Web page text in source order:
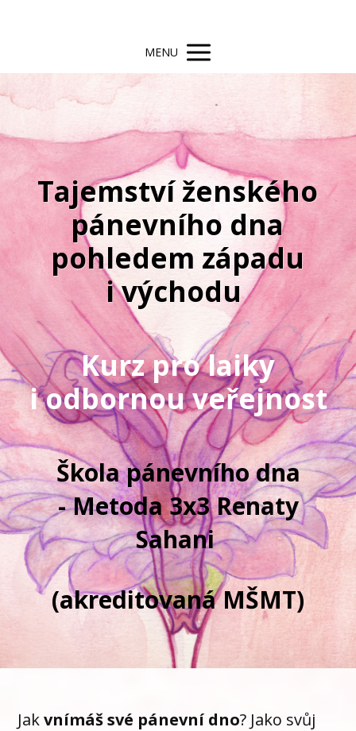
MENU
Tajemství ženského
pánevního dna
pohledem západu
i východu
Kurz pro laiky
i odbornou veřejnost
Škola pánevního dna
- Metoda 3x3 Renaty
Sahani
(akreditovaná MŠMT)
Jakvnímáš své pánevní dno? Jako svůj